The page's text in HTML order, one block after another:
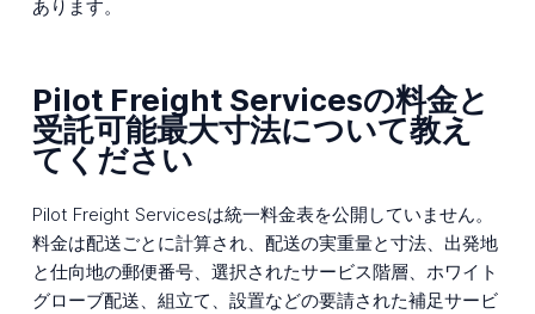
あります。
Pilot Freight Servicesの料金と
受託可能最大寸法について教え
てください
Pilot Freight Servicesは統一料金表を公開していません。
料金は配送ごとに計算され、配送の実重量と寸法、出発地
と仕向地の郵便番号、選択されたサービス階層、ホワイト
グローブ配送、組立て、設置などの要請された補足サービ